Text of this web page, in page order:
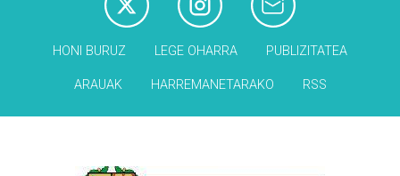
HONI BURUZ LEGE OHARRA PUBLIZITATEA
ARAUAK HARREMANETARAKO RSS